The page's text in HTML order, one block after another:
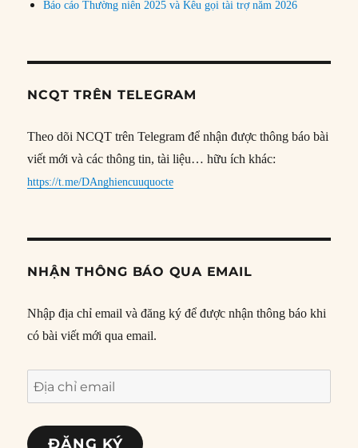
Báo cáo Thường niên 2025 và Kêu gọi tài trợ năm 2026
NCQT TRÊN TELEGRAM
Theo dõi NCQT trên Telegram để nhận được thông báo bài
viết mới và các thông tin, tài liệu… hữu ích khác:
https://t.me/DAnghiencuuquocte
NHẬN THÔNG BÁO QUA EMAIL
Nhập địa chỉ email và đăng ký để được nhận thông báo khi
có bài viết mới qua email.
Địa
chỉ
email
ĐĂNG KÝ